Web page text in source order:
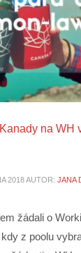
na WH
2018AUTOR: JANA
žádali o
z poolu